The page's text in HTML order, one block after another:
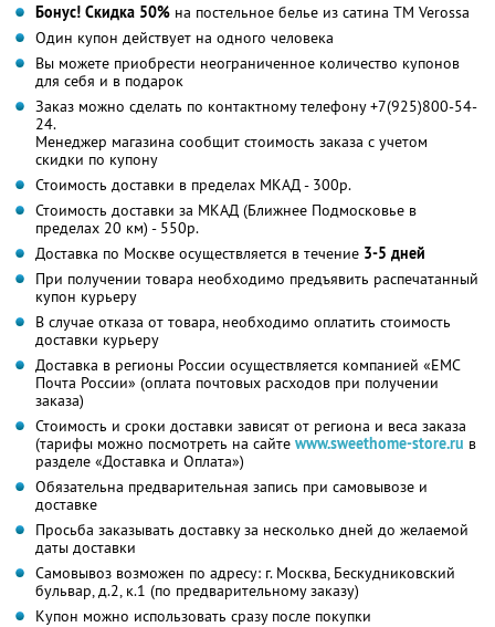
Бонус! Скидка 50% на постельное белье из сатина ТМ Verossa
Один купон действует на одного человека
Вы можете приобрести неограниченное количество купонов
для себя и в подарок
Заказ можно сделать по контактному телефону +7(925)800-54-
24.
Менеджер магазина сообщит стоимость заказа с учетом
скидки по купону
Стоимость доставки в пределах МКАД - 300р.
Стоимость доставки за МКАД (Ближнее Подмосковье в
пределах 20 км) - 550р.
Доставка по Москве осуществляется в течение 3-5 дней
При получении товара необходимо предъявить распечатанный
купон курьеру
В случае отказа от товара, необходимо оплатить стоимость
доставки курьеру
Доставка в регионы России осуществляется компанией «ЕМС
Почта России» (оплата почтовых расходов при получении
заказа)
Стоимость и сроки доставки зависят от региона и веса заказа
(тарифы можно посмотреть на сайте www.sweethome-store.ru в
разделе «Доставка и Оплата»)
Обязательна предварительная запись при самовывозе и
доставке
Просьба заказывать доставку за несколько дней до желаемой
даты доставки
Самовывоз возможен по адресу: г. Москва, Бескудниковский
бульвар, д.2, к.1 (по предварительному заказу)
Купон можно использовать сразу после покупки